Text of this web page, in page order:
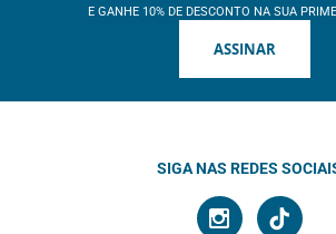
E GANHE 10% DE DESCONTO NA SUA
ASSINAR
SIGA NAS REDES